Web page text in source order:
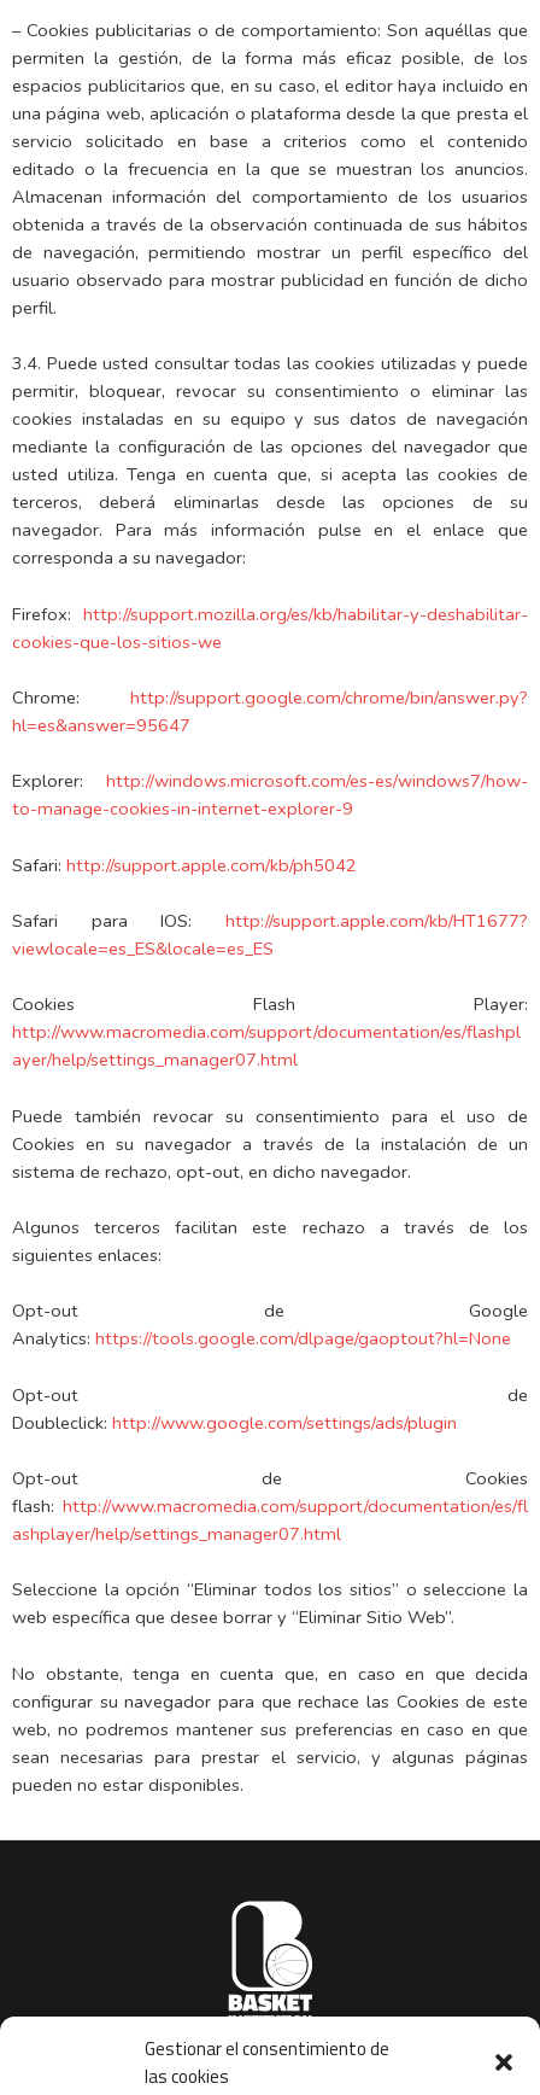
Gestionar el consentimiento de
las cookies
– Cookies publicitarias o de comportamiento: Son aquéllas que
permiten la gestión, de la forma más eficaz posible, de los
espacios publicitarios que, en su caso, el editor haya incluido en
una página web, aplicación o plataforma desde la que presta el
servicio solicitado en base a criterios como el contenido
editado o la frecuencia en la que se muestran los anuncios.
Almacenan información del comportamiento de los usuarios
obtenida a través de la observación continuada de sus hábitos
de navegación, permitiendo mostrar un perfil específico del
usuario observado para mostrar publicidad en función de dicho
perfil.
3.4. Puede usted consultar todas las cookies utilizadas y puede
permitir, bloquear, revocar su consentimiento o eliminar las
cookies instaladas en su equipo y sus datos de navegación
mediante la configuración de las opciones del navegador que
usted utiliza. Tenga en cuenta que, si acepta las cookies de
terceros, deberá eliminarlas desde las opciones de su
navegador. Para más información pulse en el enlace que
corresponda a su navegador:
Firefox: http://support.mozilla.org/es/kb/habilitar-y-deshabilitar-
cookies-que-los-sitios-we
Chrome: http://support.google.com/chrome/bin/answer.py?
hl=es&answer=95647
Explorer: http://windows.microsoft.com/es-es/windows7/how-
to-manage-cookies-in-internet-explorer-9
Safari: http://support.apple.com/kb/ph5042
Safari para IOS: http://support.apple.com/kb/HT1677?
viewlocale=es_ES&locale=es_ES
Cookies Flash Player:
http://www.macromedia.com/support/documentation/es/flashpl
ayer/help/settings_manager07.html
Puede también revocar su consentimiento para el uso de
Cookies en su navegador a través de la instalación de un
sistema de rechazo, opt-out, en dicho navegador.
Algunos terceros facilitan este rechazo a través de los
siguientes enlaces:
Opt-out de Google
Analytics: https://tools.google.com/dlpage/gaoptout?hl=None
Opt-out de
Doubleclick: http://www.google.com/settings/ads/plugin
Opt-out de Cookies
flash: http://www.macromedia.com/support/documentation/es/fl
ashplayer/help/settings_manager07.html
Seleccione la opción “Eliminar todos los sitios” o seleccione la
web específica que desee borrar y “Eliminar Sitio Web”.
No obstante, tenga en cuenta que, en caso en que decida
configurar su navegador para que rechace las Cookies de este
web, no podremos mantener sus preferencias en caso en que
sean necesarias para prestar el servicio, y algunas páginas
pueden no estar disponibles.
basketinstitution@gmail.com
Copyright © 2023 | Basket Institution